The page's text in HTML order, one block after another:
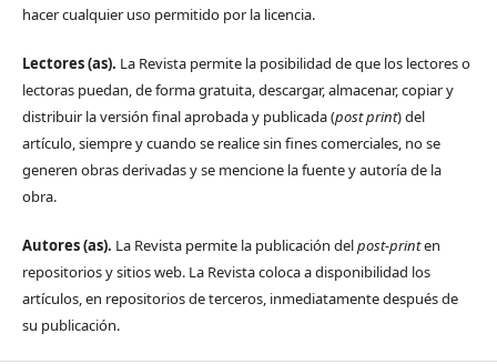
hacer cualquier uso permitido por la licencia.
Lectores (as). La Revista permite la posibilidad de que los lectores o
lectoras puedan, de forma gratuita, descargar, almacenar, copiar y
distribuir la versión final aprobada y publicada (post print) del
artículo, siempre y cuando se realice sin fines comerciales, no se
generen obras derivadas y se mencione la fuente y autoría de la
obra.
Autores (as). La Revista permite la publicación delpost-printen
repositorios y sitios web. La Revista coloca a disponibilidad los
artículos, en repositorios de terceros, inmediatamente después de
su publicación.